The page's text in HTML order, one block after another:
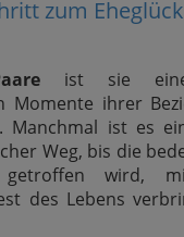
zum
ist sie
Momente ihrer
. Manchmal ist es
Weg, bis die
getroffen wird,
des Lebens